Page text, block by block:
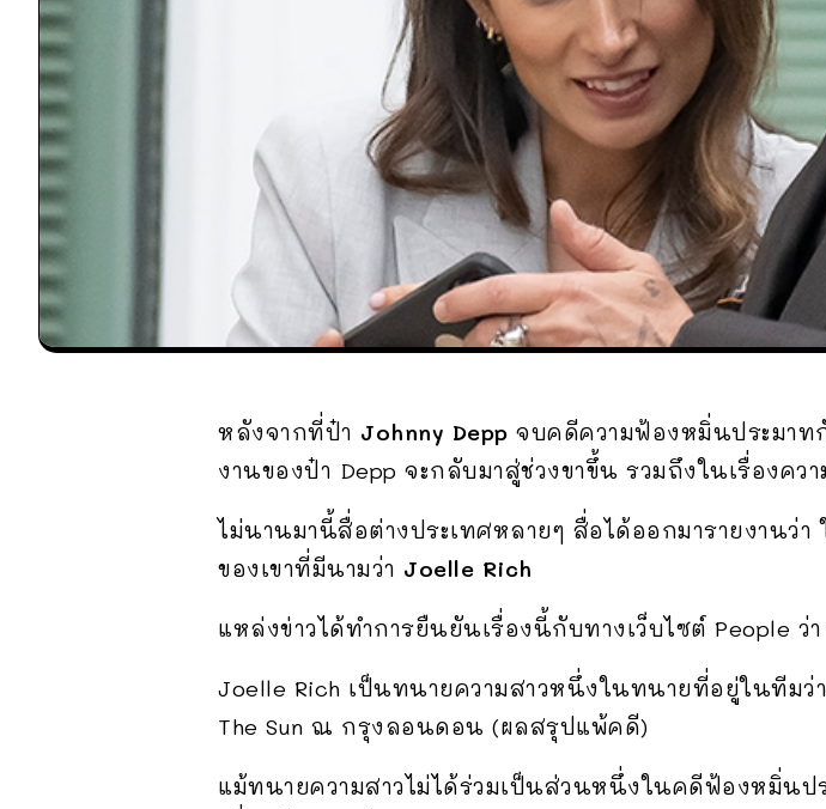
หลังจากที่ป๋า Johnny Depp จบคดีความฟ้องหมิ่นประมาท
งานของป๋า Depp จะกลับมาสู่ช่วงขาขึ้น รวมถึงในเรื่องคว
ไม่นานมานี้สื่อต่างประเทศหลายๆ สื่อได้ออกมารายงาน
ของเขาที่มีนามว่า Joelle Rich
แหล่งข่าวได้ทำการยืนยันเรื่องนี้กับทางเว็บไซต์ People
Joelle Rich เป็นทนายความสาวหนึ่งในทนายที่อยู่ในทีม
The Sun ณ กรุงลอนดอน (ผลสรุปแพ้คดี)
แม้ทนายความสาวไม่ได้ร่วมเป็นส่วนหนึ่งในคดีฟ้องหมิ่นป